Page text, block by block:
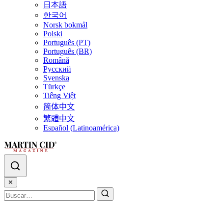
日本語
한국어
Norsk bokmål
Polski
Português (PT)
Português (BR)
Română
Русский
Svenska
Türkçe
Tiếng Việt
简体中文
繁體中文
Español (Latinoamérica)
✕